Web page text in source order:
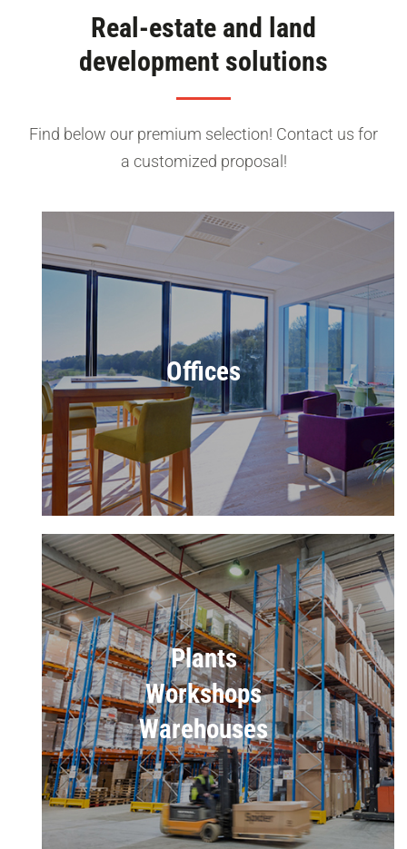
Real-estate and land
development solutions
Find below our premium selection! Contact us for
a customized proposal!
Offices
Plants
Workshops
Warehouses